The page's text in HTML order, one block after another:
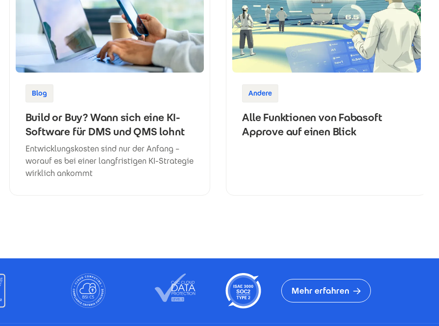
Blog
Build or Buy? Wann sich eine KI-
Software für DMS und QMS lohnt
Entwicklungskosten sind nur der Anfang –
worauf es bei einer langfristigen KI-Strategie
wirklich ankommt
Andere
Alle Funktionen von Fabasoft
Approve auf einen Blick
Mehr erfahren